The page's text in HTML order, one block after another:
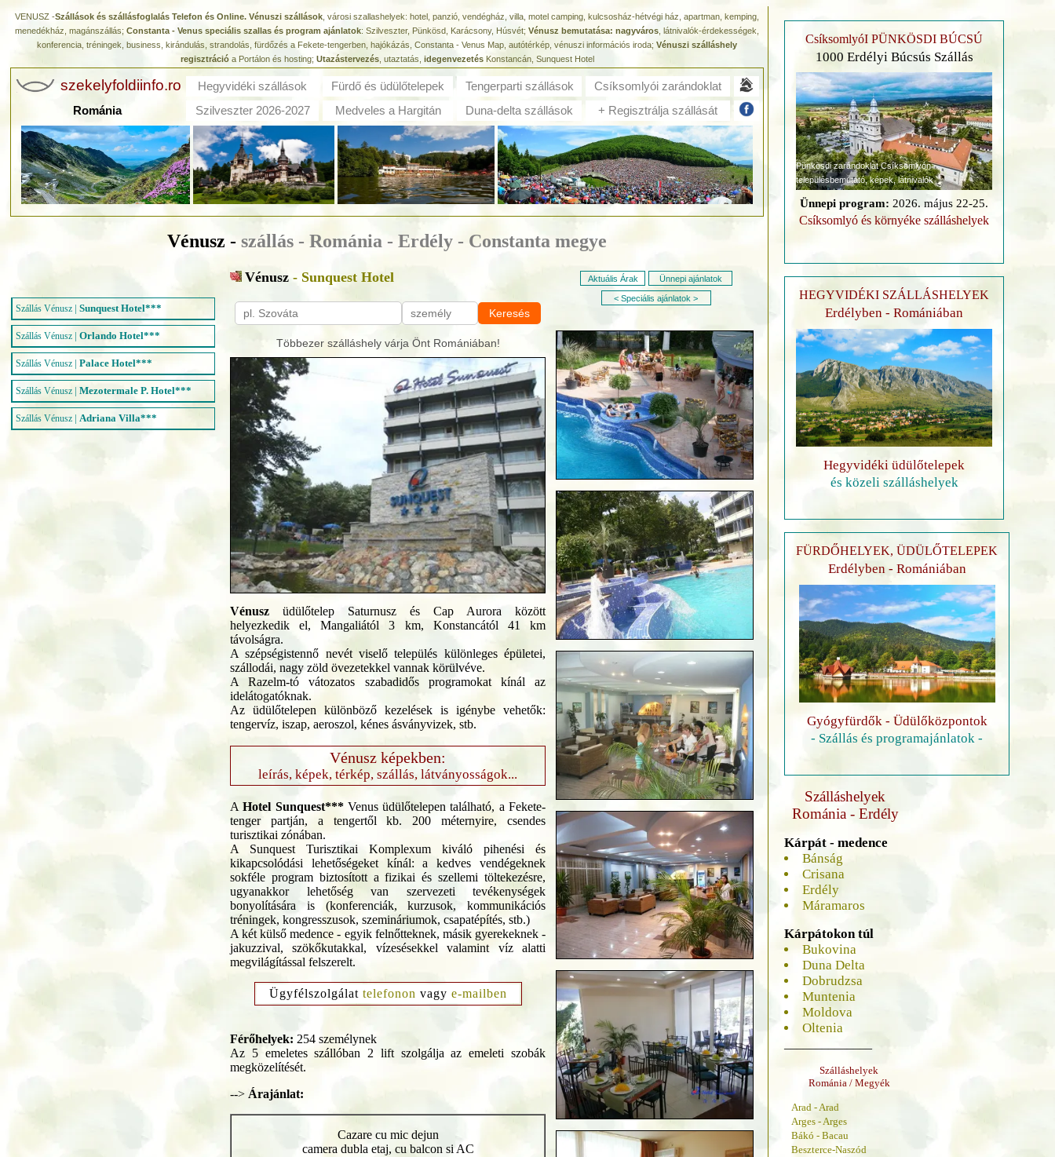
VENUSZ -Szállások és szállásfoglalás Telefon és Online. Vénuszi szállások , városi szallashelyek: hotel, panzió, vendégház, villa, motel camping, kulcsosház-hétvégi ház, apartman, kemping,
menedékház, magánszállás; Constanta - Venus speciális szallas és program ajánlatok: Szilveszter, Pünkösd, Karácsony, Húsvét; Vénusz bemutatása: nagyváros , látnivalók-érdekességek,
konferencia, tréningek, business, kirándulás, strandolás, fürdőzés a Fekete-tengerben, hajókázás, Constanta - Venus Map, autótérkép, vénuszi információs iroda; Vénuszi szálláshely
regisztrációa Portálon és hosting; Utazástervezés, utaztatás, idegenvezetésKonstancán, Sunquest Hotel
szekelyfoldiinfo.ro Hegyvidéki szállások Fürdő és üdülőtelepek Tengerparti szállások
Csíksomlyói zarándoklat
Románia
Szilveszter 2026-2027 Medveles a Hargitán Duna-delta szállások + Regisztrálja szállását
Vénusz - szállás - Románia - Erdély - Constanta megye
Szállás Vénusz | Sunquest Hotel***
Szállás Vénusz | Orlando Hotel***
Szállás Vénusz | Palace Hotel***
Szállás Vénusz | Mezotermale P. Hotel***
Szállás Vénusz | Adriana Villa***
Vénusz - Sunquest Hotel
Keresés
Többezer szálláshely várja Önt Romániában!
Vénusz üdülőtelep Saturnusz és Cap Aurora között
helyezkedik el, Mangaliától 3 km, Konstancától 41 km
távolságra.
A szépségistennő nevét viselő település különleges épületei,
szállodái, nagy zöld övezetekkel vannak körülvéve.
A Razelm-tó vátozatos szabadidős programokat kínál az
idelátogatóknak.
Az üdülőtelepen különböző kezelések is igénybe vehetők:
tengervíz, iszap, aeroszol, kénes ásványvizek, stb.
Vénusz képekben:
leírás, képek, térkép, szállás, látványosságok...
AHotel Sunquest***Venus üdülőtelepen található, a Fekete-
tenger partján, a tengertől kb. 200 méternyire, csendes
turisztikai zónában.
A Sunquest Turisztikai Komplexum kiváló pihenési és
kikapcsolódási lehetőségeket kínál: a kedves vendégeknek
sokféle program biztosított a fizikai és szellemi töltekezésre,
ugyanakkor lehetőség van szervezeti tevékenységek
bonyolítására is (konferenciák, kurzusok, kommunikációs
tréningek, kongresszusok, szemináriumok, csapatépítés, stb.)
A két külső medence - egyik felnőtteknek, másik gyerekeknek -
jakuzzival, szökőkutakkal, vízesésekkel valamint víz alatti
megvilágítással felszerelt.
Ügyfélszolgálat telefonon vagy e-mailben
Férőhelyek: 254 személynek
Az 5 emeletes szállóban 2 lift szolgálja az emeleti szobák
megközelítését.
--> Árajánlat:
Cazare cu mic dejun
camera dubla etaj, cu balcon si AC
Aktuális Árak Ünnepi ajánlatok
< Speciális ajánlatok >
CsíksomlyóI PÜNKÖSDI BÚCSÚ
1000 Erdélyi Búcsús Szállás
Pünkösdi zarándoklat Csíksomlyón
településbemutató, képek, látnivalók
Ünnepi program: 2026. május 22-25.
Csíksomlyó és környéke szálláshelyek
HEGYVIDÉKI SZÁLLÁSHELYEK
Erdélyben - Romániában
Hegyvidéki üdülőtelepek
és közeli szálláshelyek
FÜRDŐHELYEK, ÜDÜLŐTELEPEK
Erdélyben - Romániában
Gyógyfürdők - Üdülőközpontok
- Szállás és programajánlatok -
Szálláshelyek
Románia - Erdély
Kárpát - medence
Bánság
Crisana
Erdély
Máramaros
Kárpátokon túl
Bukovina
Duna Delta
Dobrudzsa
Muntenia
Moldova
Oltenia
Szálláshelyek
Románia / Megyék
Arad - Arad
Arges - Arges
Bákó - Bacau
Beszterce-Naszód